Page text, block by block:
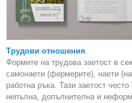
Трудови отношения
Формите на трудова заетост в
самонаети (фермерите), наети
работна ръка. Тази заетост
непълна, допълнителна и